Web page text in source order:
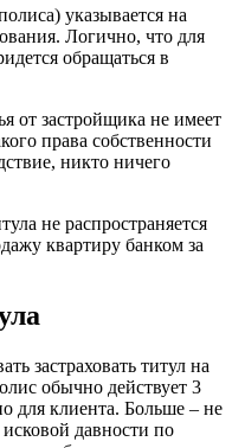
указывается на
Логично, что для
обращаться в
от застройщика не имеет
права собственности
никто ничего
не распространяется
квартиру банком за
застраховать титул на
обычно действует 3
для клиента. Больше – не
давности по